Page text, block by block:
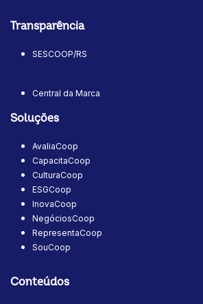
Transparência
SESCOOP/RS
Central da Marca
Soluções
AvaliaCoop
CapacitaCoop
CulturaCoop
ESGCoop
InovaCoop
NegóciosCoop
RepresentaCoop
SouCoop
Conteúdos